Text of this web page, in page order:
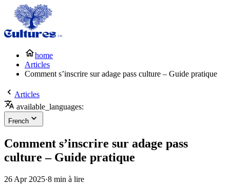
home
Articles
Comment s’inscrire sur adage pass culture – Guide pratique
Articles
available_languages:
French
Comment s’inscrire sur adage pass
culture – Guide pratique
26 Apr 2025·8 min à lire